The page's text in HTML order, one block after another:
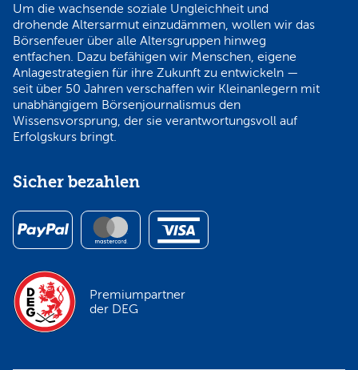
Um die wachsende soziale Ungleichheit und
drohende Altersarmut einzudämmen, wollen wir das
Börsenfeuer über alle Altersgruppen hinweg
entfachen. Dazu befähigen wir Menschen, eigene
Anlagestrategien für ihre Zukunft zu entwickeln —
seit über 50 Jahren verschaffen wir Kleinanlegern mit
unabhängigem Börsenjournalismus den
Wissensvorsprung, der sie verantwortungsvoll auf
Erfolgskurs bringt.
Sicher bezahlen
Premiumpartner
der DEG